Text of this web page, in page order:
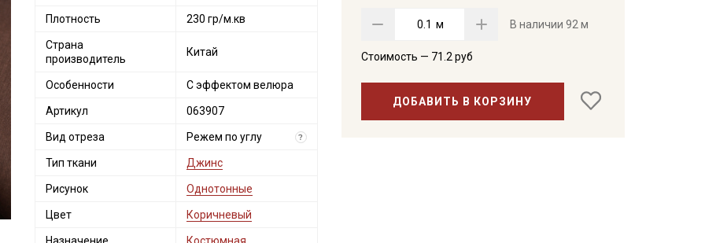
м В наличии 92 м
Стоимость — 71.2 руб
ДОБАВИТЬ В КОРЗИНУ
Плотность 230 гр/м.кв
Страна
производитель
Китай
Особенности С эффектом велюра
Артикул 063907
Вид отреза Режем по углу ?
Тип ткани Джинс
Рисунок Однотонные
Цвет Коричневый